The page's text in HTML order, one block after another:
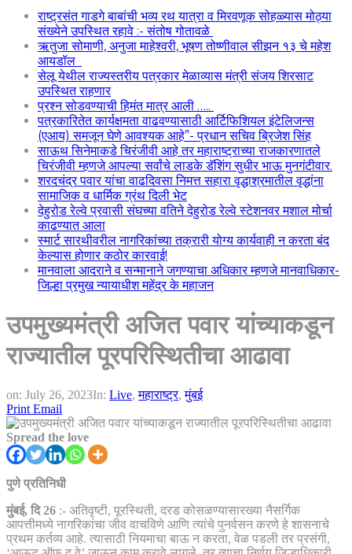
राष्ट्रसंत गाडगे बाबांची भव्य रथ यात्रा व मिरवणूक सोहळ्यास मोठ्या
संख्येने उपस्थित रहावे :- संतोष गोतावळे
ऋतुजा सोमाणी, अनुजा माहेश्वरी, भूषण तोष्णीवाल सीझन १३ चे महेश
आयडॉल
सेलू येथील राज्यस्तरीय पत्रकार मेळाव्यास मंत्री संजय शिरसाट
उपस्थित राहणार
प्रश्न सोडवण्याची हिमंत मात्र आली …..
पत्रकारितेत कार्यक्षमता वाढवण्यासाठी आर्टिफिशियल इंटेलिजन्स
(एआय) समजून घेणे आवश्यक आहे”- प्रधान सचिव ब्रिजेश सिंह
साऊथ सिनेमाकडे चिरंजीवी आहे तर महाराष्ट्राच्या राजकारणातले
चिरंजीवी म्हणजे आपल्या सर्वांचे लाडके डॅशिंग सुधीर भाऊ मुनगंटीवार.
शरदचंद्र पवार यांचा वाढदिवसा निमत्त सहारा वृद्धाश्रमातील वृद्धांना
सामाजिक व धार्मिक ग्रंथ दिली भेट
देहुरोड रेल्वे प्रवासी संघच्या वतिने देहुरोड रेल्वे स्टेशनवर मशाल मोर्चा
काढण्यात आला
स्मार्ट सारथीवरील नागरिकांच्या तक्रारी योग्य कार्यवाही न करता बंद
केल्यास होणार कठोर कारवाई!
मानवाला आदराने व सन्मानाने जगण्याचा अधिकार म्हणजे मानवाधिकार-
जिल्हा प्रमुख न्यायाधीश महेंद्र के महाजन
उपमुख्यमंत्री अजित पवार यांच्याकडून
राज्यातील पूरपरिस्थितीचा आढावा
on: July 26, 2023In: Live,महाराष्ट्र,मुंबई
Print Email
Spread the love
पुणे प्रतिनिधी
मुंबई, दि 26 :- अतिवृष्टी, पूरस्थिती, दरड कोसळण्यासारख्या नैसर्गिक
आपत्तीमध्ये नागरिकांचा जीव वाचविणे आणि त्यांचे पुनर्वसन करणे हे शासनाचे
प्रथम कर्तव्य आहे. त्यासाठी नियमाचा बाऊ न करता, वेळ पडली तर प्रसंगी,